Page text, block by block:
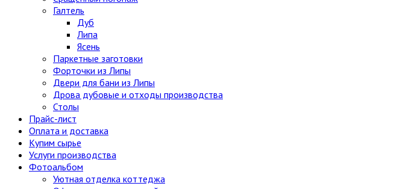
Галтель
Дуб
Липа
Ясень
Паркетные заготовки
Форточки из Липы
Двери для бани из Липы
Дрова дубовые и отходы производства
Столы
Прайс-лист
Оплата и доставка
Купим сырье
Услуги производства
Фотоальбом
Уютная отделка коттеджа